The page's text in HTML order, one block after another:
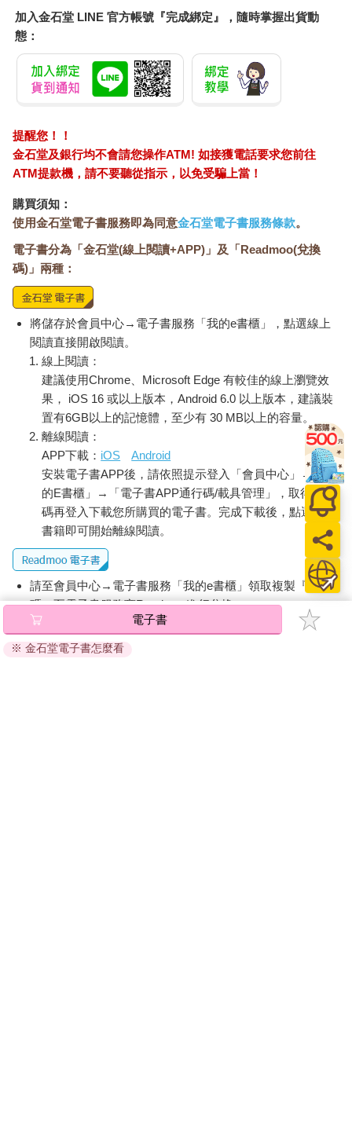
沒有理想的稅制該如何設計的立法建議。
它是一本集結著42個中小企業主在節稅路上的一些成功，但更多
是失敗的故事。故事中的主角曾有著喜出望外的雀躍，也有過悔
恨懊惱的無奈。為了避免對號入座的困擾，他們的細節已經被修
枝裁減，但他們的情緒卻被完整保留下來。透過書中的14個節稅
力，我想為你扎根，幫你省錢，引導你跨界，更提醒你避險。
事情，別人也許不知道。所以我不斷告誡自己，有沒有可能把複
雜的講得簡單些，把簡單的講得有結構些，再把玄之又玄的抽象
結構講得具體些。
於是，我提出「精準節稅」的想法。
合法，是處事立業的根本。在表格的四象限中，左上角（1A）代
表的是依法該繳的稅，你也確實繳納，讓自己擁有一個正直的人
生。這是誠實納稅，也是國民應盡的義務，值得嘉許，更值得鼓
勵。
相反的，左下角（1B）代表的是依法該繳的稅卻未如實繳納。可
能是故意（欺罔），也可能是過失（疏失）。不論何者，都該嚴
正拒斥，下不為例。
特別是故意逃漏稅，偷取國庫利益，不僅違法，更有損福報。
與其花時間想如何規避稅負，不如花心力去想如何規避風險。
老子在《道德經》第73章曾說過：「勇於敢則殺，勇於不敢則
有些事，就算你很敢，也要有「不敢」去做的勇氣。逃漏稅肯定
是其中之一。
1A與1B這兩個象限互有消長關係。理想的狀態是「1A越大，1B
越小」，但現實的情況卻往往是「1A越小，1B越大」。
另一方面，右上角（2A）呈現的是不該繳的稅卻已經繳納。這可
以說是一種「冤枉稅」，應該極力避免。其中又可分為「浪費
型」與「踩坑型」兩種類型（詳閱「附錄：企業稅務風險總體
檢」）：
浪費型：指納稅義務人原本有機會少繳稅，卻疏於注意，而未爭
取到減免待遇，也就是「該省的沒省」。例如：因疏於注意而未
享受到租稅優惠，或未能辨識違法的課稅處分。
踩坑型：指納稅義務人未注意到稅法規定，因而付出額外代價，
也就是「不該犯卻犯」。此時，稅捐稽徵機關除了對納稅義務人
補稅外，還可能有額外的處罰。
最後，右下角（2B）呈現的是不該繳的稅也確實沒繳，也就是本
書主張的「精準節稅」。這裡講的「精準節稅」雖然與學理上的
加入金石堂 LINE 官方帳號『完成綁定』，隨時掌握出貨動
態：
提醒您！！
金石堂及銀行均不會請您操作ATM! 如接獲電話要求您前往
ATM提款機，請不要聽從指示，以免受騙上當！
購買須知：
使用金石堂電子書服務即為同意金石堂電子書服務條款。
電子書分為「金石堂(線上閱讀+APP)」及「Readmoo(兌換
碼)」兩種：
將儲存於會員中心→電子書服務「我的e書櫃」，點選線上
閱讀直接開啟閱讀。
線上閱讀：
建議使用Chrome、Microsoft Edge 有較佳的線上瀏覽效
果， iOS 16 或以上版本，Android 6.0 以上版本，建議裝
置有6GB以上的記憶體，至少有 30 MB以上的容量。
離線閱讀：
APP下載： iOS
Android
安裝電子書APP後，請依照提示登入「會員中心」→「我
的E書櫃」→「電子書APP通行碼/載具管理」，取得通行
碼再登入下載您所購買的電子書。完成下載後，點選任一
書籍即可開始離線閱讀。
請至會員中心→電子書服務「我的e書櫃」領取複製『兌換
碼』至電子書服務商Readmoo進行兌換。
退換貨須知：
因版權保護，您在金石堂所購買的電子書僅能以金石堂專屬
電子書
※ 金石堂電子書怎麼看